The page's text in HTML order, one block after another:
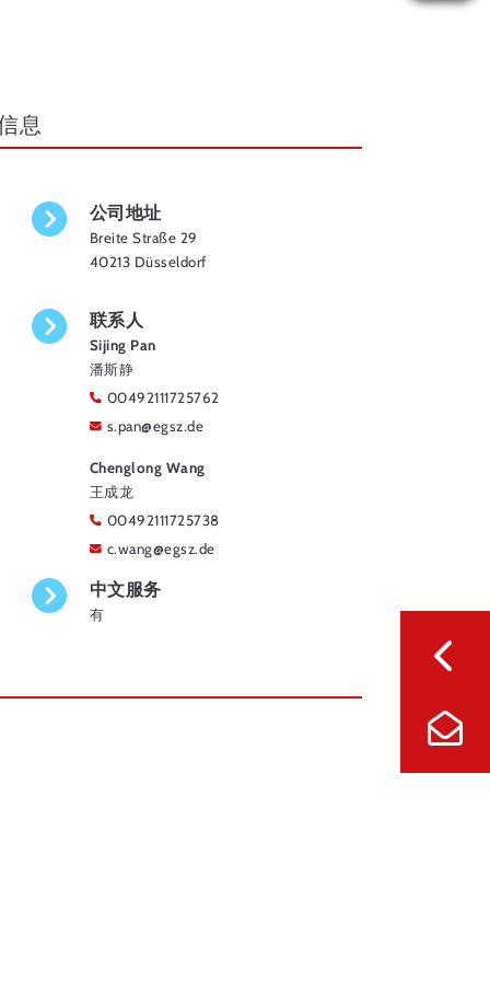
息
公司地址
Breite Straße 29
40213 Düsseldorf
联系人
Sijing Pan
潘斯静
00492111725762
s.pan@egsz.de
Chenglong Wang
王成龙
00492111725738
c.wang@egsz.de
中文服务
有